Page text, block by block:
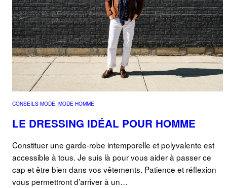
CONSEILS MODE, MODE HOMME
LE DRESSING IDÉAL POUR HOMME
Constituer une garde-robe intemporelle et polyvalente est
accessible à tous. Je suis là pour vous aider à passer ce
cap et être bien dans vos vêtements. Patience et réflexion
vous permettront d’arriver à un…